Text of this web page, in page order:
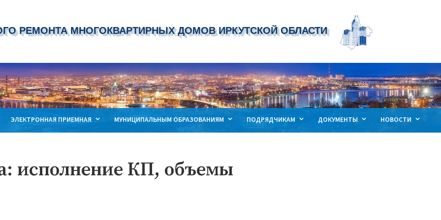
РЕМОНТА МНОГОКВАРТИРНЫХ ДОМОВ ИРКУТСКОЙ ОБЛАСТИ
многоквартирных домов
ЭЛЕКТРОННАЯ ПРИЕМНАЯ МУНИЦИПАЛЬНЫМ ОБРАЗОВАНИЯМ ПОДРЯДЧИКАМ ДОКУМЕНТЫ НОВОСТИ
исполнение КП, объемы